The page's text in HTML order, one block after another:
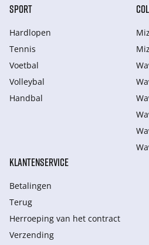
SPORT
Hardlopen
Tennis
Voetbal
Volleybal
Handbal
KLANTENSERVICE
Betalingen
Terug
Herroeping van het contract
Verzending